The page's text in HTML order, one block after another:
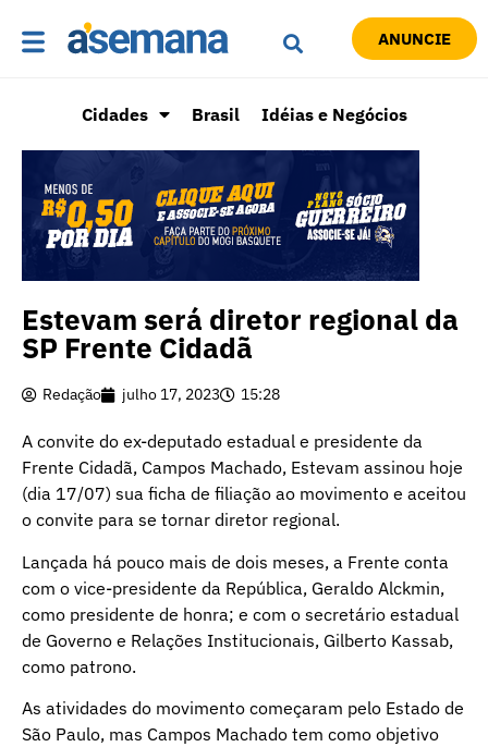
ANUNCIE
Cidades Brasil Idéias e Negócios
Estevam será diretor regional da
SP Frente Cidadã
Redação julho 17, 2023 15:28
A convite do ex-deputado estadual e presidente da
Frente Cidadã, Campos Machado, Estevam assinou hoje
(dia 17/07) sua ficha de filiação ao movimento e aceitou
o convite para se tornar diretor regional.
Lançada há pouco mais de dois meses, a Frente conta
com o vice-presidente da República, Geraldo Alckmin,
como presidente de honra; e com o secretário estadual
de Governo e Relações Institucionais, Gilberto Kassab,
como patrono.
As atividades do movimento começaram pelo Estado de
São Paulo, mas Campos Machado tem como objetivo